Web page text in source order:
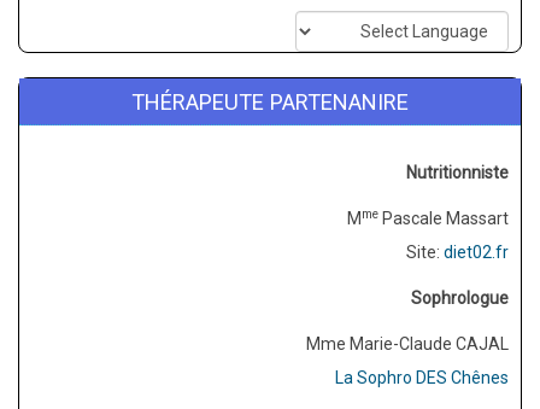
THÉRAPEUTE PARTENANIRE
Nutritionniste
M me Pascale Massart
Site: diet02.fr
Sophrologue
Mme Marie-Claude CAJAL
La Sophro DES Chênes